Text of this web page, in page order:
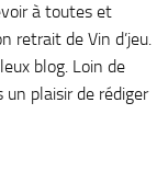
à toutes et
retrait de Vin d’jeu.
blog. Loin de
un plaisir de rédiger